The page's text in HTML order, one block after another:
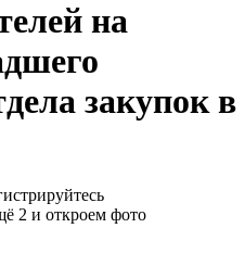
на
закупок в
2 и откроем фото